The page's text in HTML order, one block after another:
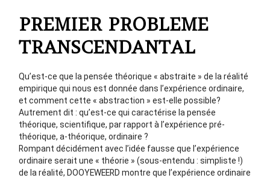
PREMIER PROBLEME
TRANSCENDANTAL
Qu’est-ce que la pensée théorique « abstraite » de la réalité
empirique qui nous est donnée dans l’expérience ordinaire,
et comment cette « abstraction » est-elle possible?
Autrement dit : qu’est-ce qui caractérise la pensée
théorique, scientifique, par rapport à l’expérience pré-
théorique, a-théorique, ordinaire ?
Rompant décidément avec l’idée fausse que l’expérience
ordinaire serait une « théorie » (sous-entendu : simpliste !)
de la réalité, DOOYEWEERD montre que l’expérience ordinaire